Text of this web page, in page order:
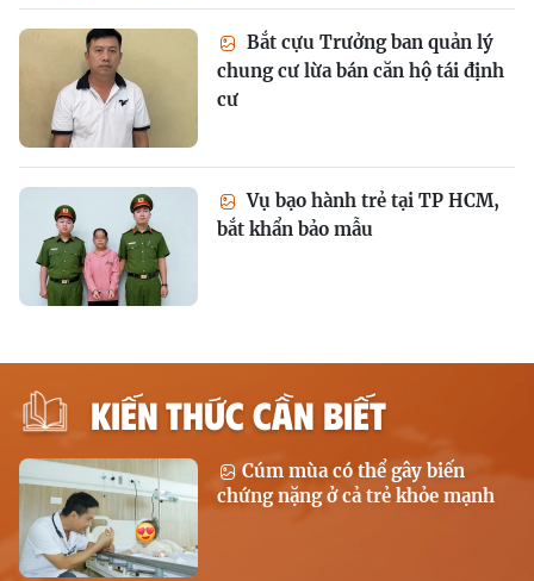
Bắt cựu Trưởng ban quản lý
chung cư lừa bán căn hộ tái định
cư
Vụ bạo hành trẻ tại TP HCM,
bắt khẩn bảo mẫu
KIẾN THỨC CẦN BIẾT
Cúm mùa có thể gây biến
chứng nặng ở cả trẻ khỏe mạnh